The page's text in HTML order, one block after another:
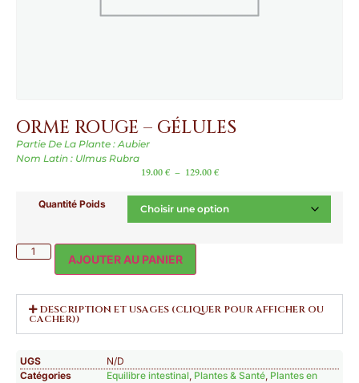
ORME ROUGE – GÉLULES
Partie De La Plante : Aubier
Nom Latin : Ulmus Rubra
19.00 € – 129.00 €
Quantité Poids
AJOUTER AU PANIER
DESCRIPTION ET USAGES (CLIQUER POUR AFFICHER OU
CACHER))
UGS
N/D
Catégories
Equilibre intestinal, Plantes & Santé, Plantes en